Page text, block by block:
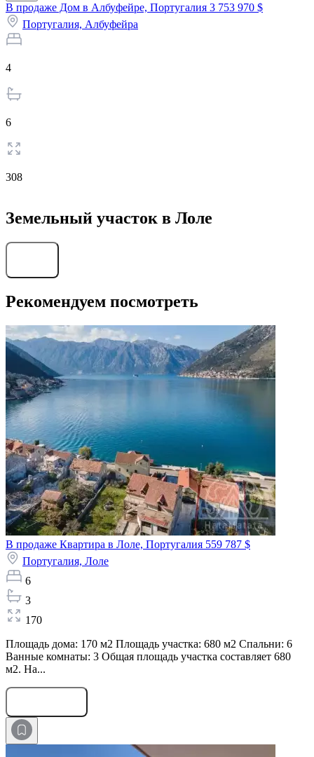
В продаже Дом в Албуфейре, Португалия 3 753 970 $
Португалия, Албуфейра
4
6
308
Земельный участок в Лоле
Рекомендуем посмотреть
В продаже Квартира в Лоле, Португалия 559 787 $
Португалия, Лоле
6
3
170
Площадь дома: 170 м2 Площадь участка: 680 м2 Спальни: 6
Ванные комнаты: 3 Общая площадь участка составляет 680
м2. На...